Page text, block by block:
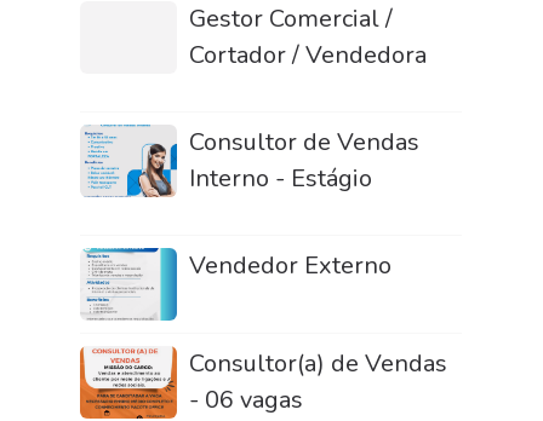
Gestor Comercial /
Cortador / Vendedora
Consultor de Vendas
Interno - Estágio
Vendedor Externo
Consultor(a) de Vendas
- 06 vagas